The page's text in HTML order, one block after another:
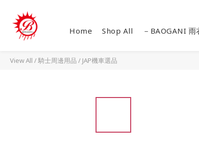
Home Shop All －BAOGANI 雨
View All /騎士周邊用品 / JAP機車選品